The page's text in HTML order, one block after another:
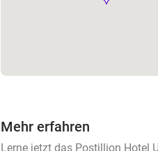
Mehr erfahren
Lerne jetzt das Postillion Hotel